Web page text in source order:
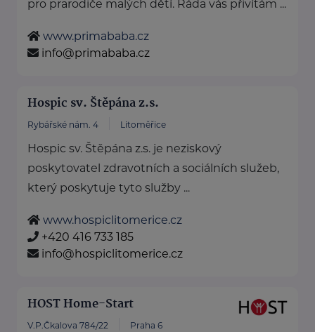
pro prarodiče malých dětí. Ráda vás přivítám ...
www.primababa.cz
info@primababa.cz
Hospic sv. Štěpána z.s.
Rybářské nám. 4 Litoměřice
Hospic sv. Štěpána z.s. je neziskový
poskytovatel zdravotních a sociálních služeb,
který poskytuje tyto služby ...
www.hospiclitomerice.cz
+420 416 733 185
info@hospiclitomerice.cz
HOST Home-Start
V.P.Čkalova 784/22 Praha 6